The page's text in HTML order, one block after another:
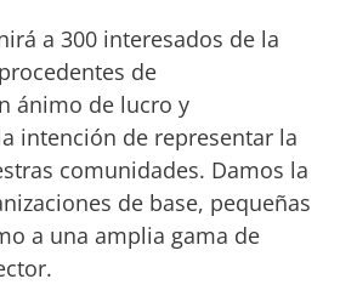
a 300 interesados de la
de
ánimo de lucro y
intención de representar la
comunidades. Damos la
de base, pequeñas
a una amplia gama de